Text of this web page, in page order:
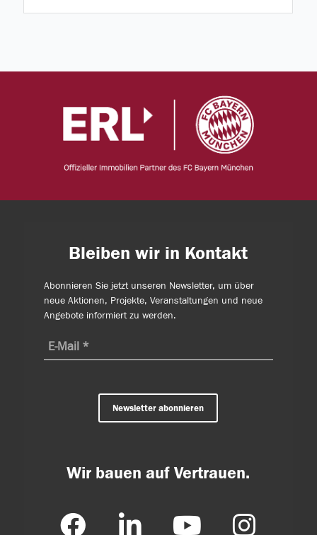
Bleiben wir in Kontakt
Abonnieren Sie jetzt unseren Newsletter, um über
neue Aktionen, Projekte, Veranstaltungen und neue
Angebote informiert zu werden.
Newsletter abonnieren
Wir bauen auf Vertrauen.